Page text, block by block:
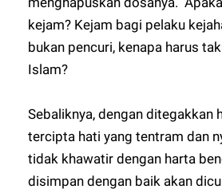
kejam? Kejam bagi pelaku
bukan pencuri, kenapa harus
Islam?
Sebaliknya, dengan ditegakkan
tercipta hati yang tentram dan
tidak khawatir dengan harta
disimpan dengan baik akan